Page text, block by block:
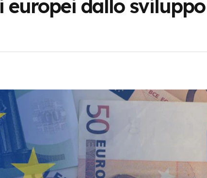
europei dallo